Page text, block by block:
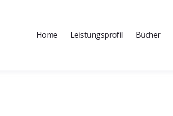
Home Leistungsprofil Bücher